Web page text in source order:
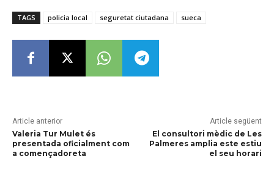
TAGS policia local seguretat ciutadana sueca
Article anterior
Valeria Tur Mulet és
presentada oficialment com
a començadoreta
Article següent
El consultori mèdic de Les
Palmeres amplia este estiu
el seu horari